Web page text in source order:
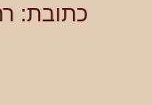
כתובת: רח’